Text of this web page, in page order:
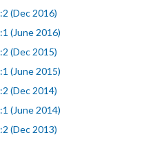
(Dec 2016)
(June 2016)
(Dec 2015)
(June 2015)
(Dec 2014)
(June 2014)
(Dec 2013)